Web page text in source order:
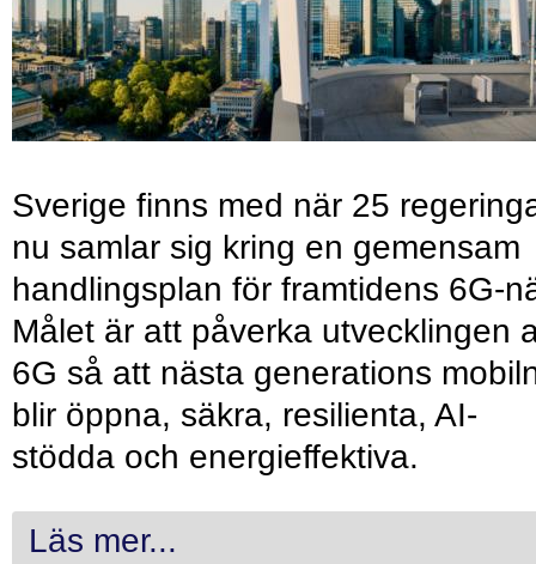
Sverige finns med när 25
nu samlar sig kring en gemensam
handlingsplan för framtidens 6G-
Målet är att påverka utvecklingen
6G så att nästa generations
blir öppna, säkra, resilienta, AI-
stödda och energieffektiva.
Läs mer...